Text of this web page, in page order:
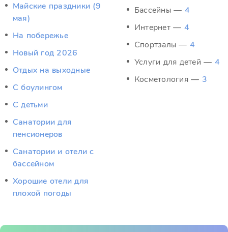
Майские праздники (9
мая)
На побережье
Новый год 2026
Отдых на выходные
С боулингом
С детьми
Санатории для
пенсионеров
Санатории и отели с
бассейном
Хорошие отели для
плохой погоды
Бассейны — 4
Интернет — 4
Спортзалы — 4
Услуги для детей — 4
Косметология — 3